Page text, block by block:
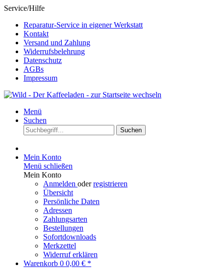
Service/Hilfe
Reparatur-Service in eigener Werkstatt
Kontakt
Versand und Zahlung
Widerrufsbelehrung
Datenschutz
AGBs
Impressum
Menü
Suchen
Suchen
Mein Konto
Menü schließen
Mein Konto
Anmelden oderregistrieren
Übersicht
Persönliche Daten
Adressen
Zahlungsarten
Bestellungen
Sofortdownloads
Merkzettel
Widerruf erklären
Warenkorb 0 0,00 € *